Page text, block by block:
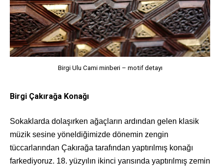
Birgi Ulu Cami minberi – motif detayı
Birgi Çakırağa Konağı
Sokaklarda dolaşırken ağaçların ardından gelen klasik
müzik sesine yöneldiğimizde dönemin zengin
tüccarlarından Çakırağa tarafından yaptırılmış konağı
farkediyoruz. 18. yüzyılın ikinci yarısında yaptırılmış zemin